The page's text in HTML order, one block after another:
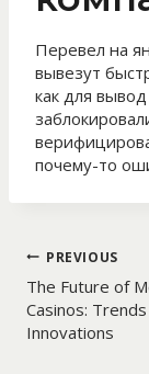
Перевел на
вывезут
как для
почему-то
Post
PREVIOUS
The Future of
Casinos:
Innovations